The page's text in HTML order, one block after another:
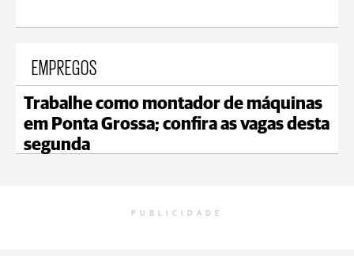
EMPREGOS
Trabalhe como montador de máquinas
em Ponta Grossa; confira as vagas desta
segunda
PUBLICIDADE